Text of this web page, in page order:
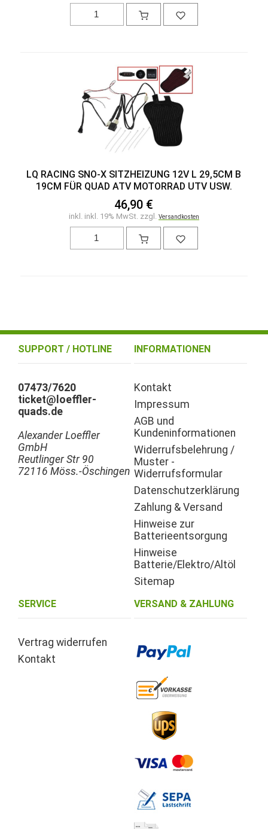
LQ RACING SNO-X SITZHEIZUNG 12V L 29,5CM B
19CM FÜR QUAD ATV MOTORRAD UTV USW.
46,90 €
inkl. inkl. 19% MwSt. zzgl. Versandkosten
SUPPORT / HOTLINE
07473/7620
ticket@loeffler-
quads.de
Alexander Loeffler
GmbH
Reutlinger Str 90
72116 Möss.-Öschingen
INFORMATIONEN
Kontakt
Impressum
AGB und
Kundeninformationen
Widerrufsbelehrung /
Muster -
Widerrufsformular
Datenschutzerklärung
Zahlung & Versand
Hinweise zur
Batterieentsorgung
Hinweise
Batterie/Elektro/Altöl
Sitemap
SERVICE
Vertrag widerrufen
Kontakt
VERSAND & ZAHLUNG